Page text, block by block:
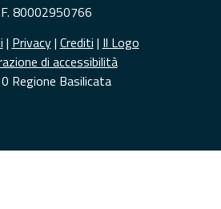
80002950766
| Privacy| Crediti | Il Logo
di accessibilità
Regione Basilicata